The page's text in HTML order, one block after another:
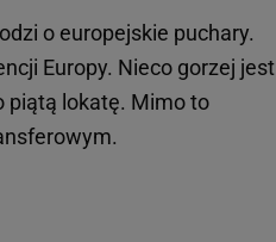
o europejskie puchary.
Europy. Nieco gorzej jest
piątą lokatę. Mimo to